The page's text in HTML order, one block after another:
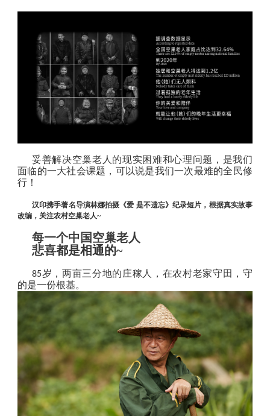
妥善解决空巢老人的现实困难和心理问题，是我们
面临的一大社会课题，可以说是我们一次最难的全民修
行！
汉印携手著名导演林娜拍摄《爱 是不遗忘》纪录短片，根据真实故事
改编，关注农村空巢老人~
每一个中国空巢老人
悲喜都是相通的~
85岁，两亩三分地的庄稼人，在农村老家守田，守
的是一份根基。